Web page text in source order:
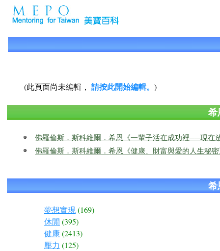
(此頁面尚未編輯， 請按此開始編輯。 )
希
佛羅倫斯．斯科維爾．希恩《一輩子活在成功裡──現在
佛羅倫斯．斯科維爾．希恩《健康、財富與愛的人生秘
希
夢想實現(169)
休閒 (395)
健康(2413)
壓力 (125)